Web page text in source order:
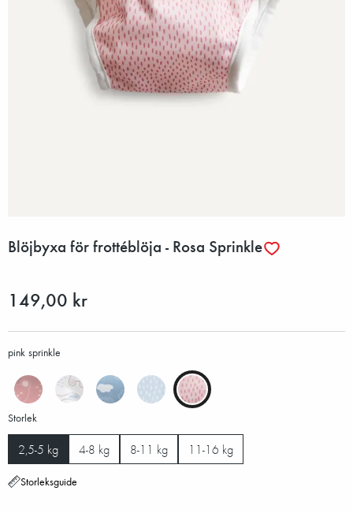
Blöjbyxa för frottéblöja - Rosa Sprinkle
149,00 kr
pink sprinkle
Storlek
2,5-5 kg 4-8 kg 8-11 kg 11-16 kg
Storleksguide